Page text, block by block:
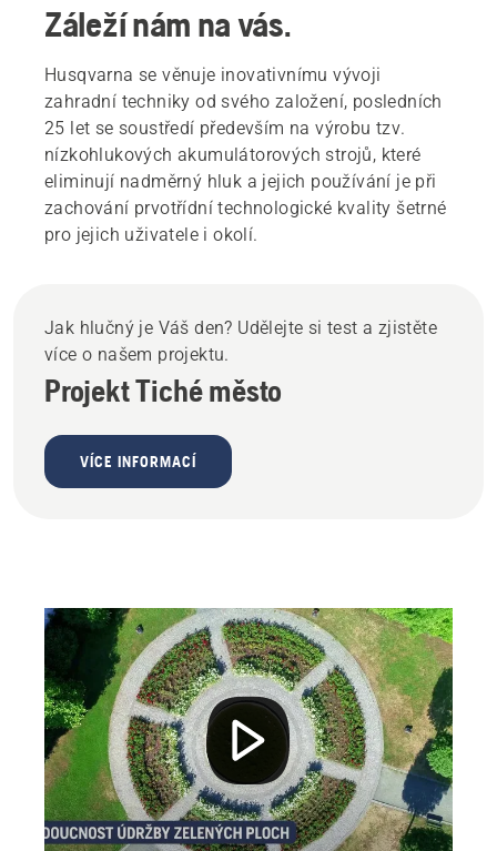
Záleží nám na vás.
Husqvarna se věnuje inovativnímu vývoji
zahradní techniky od svého založení, posledních
25 let se soustředí především na výrobu tzv.
nízkohlukových akumulátorových strojů, které
eliminují nadměrný hluk a jejich používání je při
zachování prvotřídní technologické kvality šetrné
pro jejich uživatele i okolí.
Jak hlučný je Váš den? Udělejte si test a zjistěte
více o našem projektu.
Projekt Tiché město
VÍCE INFORMACÍ